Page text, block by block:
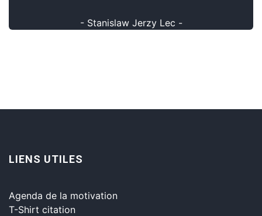
- Stanislaw Jerzy Lec -
LIENS UTILES
Agenda de la motivation
T-Shirt citation